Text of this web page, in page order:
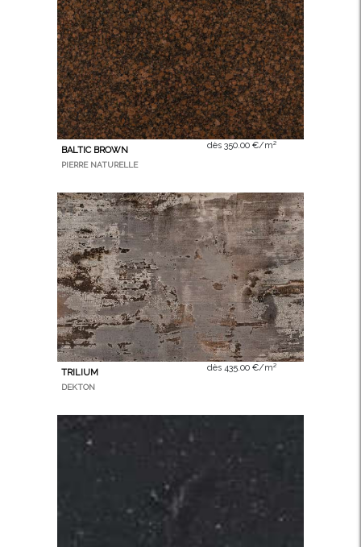
BALTIC BROWN
PIERRE NATURELLE
dès 350.00 €/m²
TRILIUM
DEKTON
dès 435.00 €/m²